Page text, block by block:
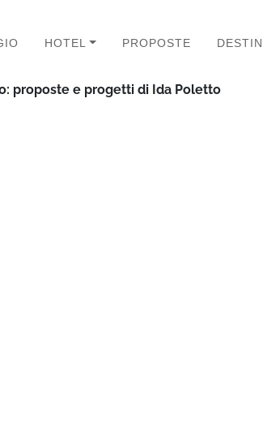
HOTEL PROPOSTE
proposte e progetti di Ida Poletto